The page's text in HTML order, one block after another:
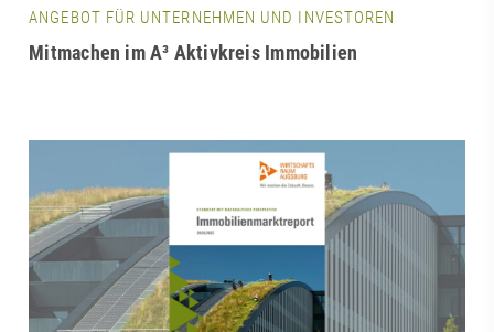
ANGEBOT FÜR UNTERNEHMEN UND INVESTOREN
Mitmachen im A³ Aktivkreis Immobilien